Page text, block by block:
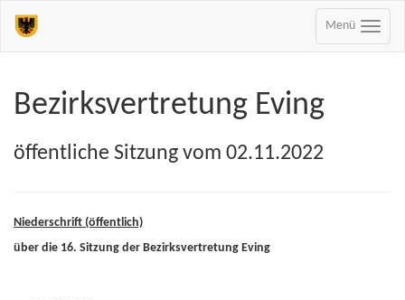
Menü
Bezirksvertretung Eving
öffentliche Sitzung vom 02.11.2022
Niederschrift (öffentlich)
über die 16. Sitzung der Bezirksvertretung Eving